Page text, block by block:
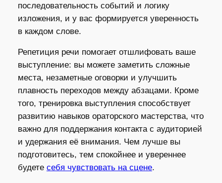
последовательность событий и логику
изложения, и у вас формируется уверенность
в каждом слове.
Репетиция речи помогает отшлифовать ваше
выступление: вы можете заметить сложные
места, незаметные оговорки и улучшить
плавность переходов между абзацами. Кроме
того, тренировка выступления способствует
развитию навыков ораторского мастерства, что
важно для поддержания контакта с аудиторией
и удержания её внимания. Чем лучше вы
подготовитесь, тем спокойнее и увереннее
будете себя чувствовать на сцене.